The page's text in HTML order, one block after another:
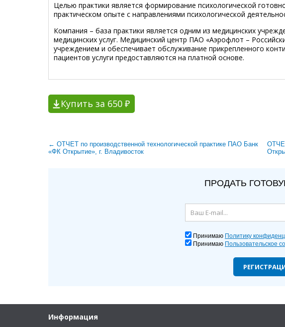
Целью практики является формирование психологической
практическом опыте с направлениями психологической
Компания – база практики является одним из медицинских
медицинских услуг. Медицинский центр ПАО «Аэрофлот –
учреждением и обеспечивает обслуживание прикрепленного
пациентов услуги предоставляются на платной основе.
Купить за 650 ₽
← ОТЧЕТ по производственной технологической практике ПАО Банк
«ФК Открытие», г. Владивосток
ПРОДАТЬ
Принимаю Политику
Принимаю Пользовательское
Информация